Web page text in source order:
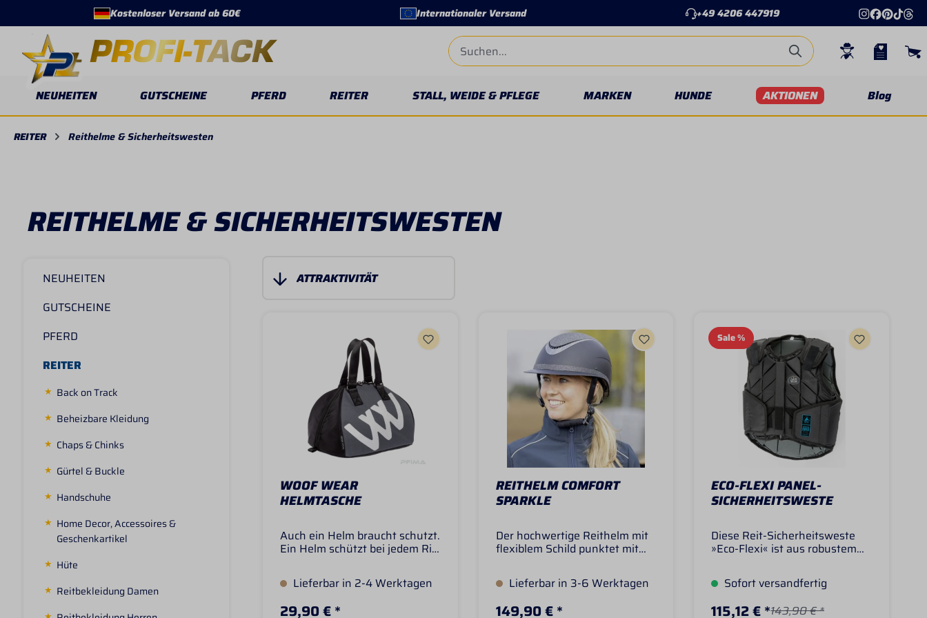
Zur Hauptnavigation springen
Kostenloser Versand ab 60€ Internationaler Versand +49 4206 447919
NEUHEITEN GUTSCHEINE PFERD REITER STALL, WEIDE & PFLEGE MARKEN HUNDE AKTIONEN Blog
REITER Reithelme & Sicherheitswesten
REITHELME & SICHERHEITSWESTEN
NEUHEITEN
GUTSCHEINE
PFERD
REITER
Back on Track
Beheizbare Kleidung
Chaps & Chinks
Gürtel & Buckle
Handschuhe
Home Decor, Accessoires &
Geschenkartikel
Hüte
Reitbekleidung Damen
WOOF WEAR
HELMTASCHE
Auch ein Helm braucht schutzt.
Ein Helm schützt bei jedem Ritt
während er auf den nächsten
Einsatz wartet? Diese schicke
der optimale Beschützer für
Lieferbar in 2-4 Werktagen
29,90 € *
REITHELM COMFORT
SPARKLE
Der hochwertige Reithelm mit
flexiblem Schild punktet mit
am Schildrand, die durch die
matte Außenschale
Mittelstück mit grauem Glitzer
Lieferbar in 3-6 Werktagen
149,90 € *
Sale%
ECO-FLEXI PANEL-
SICHERHEITSWESTE
Diese Reit-Sicherheitsweste
»Eco-Flexi« ist aus robustem
Durch Klettverschlüsse an den
Seiten- und Schulterpartien ist
möglich und die Weste ist
Sofort versandfertig
143,90 € *
115,12 € *